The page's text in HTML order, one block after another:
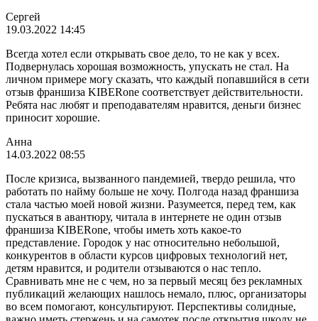
Сергей
19.03.2022 14:45
Всегда хотел если открывать свое дело, то не как у всех.
Подвернулась хорошая возможность, упускать не стал. На
личном примере могу сказать, что каждый попавшийся в сети
отзыв франшиза KIBERone соответствует действительности.
Ребята нас любят и преподавателям нравится, деньги бизнес
приносит хорошие.
Анна
14.03.2022 08:55
После кризиса, вызванного пандемией, твердо решила, что
работать по найму больше не хочу. Полгода назад франшиза
стала частью моей новой жизни. Разумеется, перед тем, как
пускаться в авантюру, читала в интернете не один отзыв
франшиза KIBERone, чтобы иметь хоть какое-то
представление. Городок у нас относительно небольшой,
конкурентов в области курсов цифровых технологий нет,
детям нравится, и родители отзываются о нас тепло.
Сравнивать мне не с чем, но за первый месяц без рекламных
публикаций желающих нашлось немало, плюс, организаторы
во всем помогают, консультируют. Перспективы солидные,